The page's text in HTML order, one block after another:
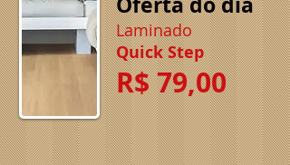
Laminado
Quick Step
R$ 79,00